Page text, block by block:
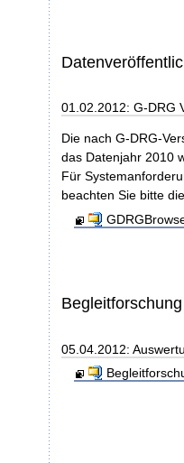
01.02.2012: G-DRG
Die nach G-DRG-
das Datenjahr 2010
Für
beachten Sie bitte
Begleitforschung
05.04.2012: